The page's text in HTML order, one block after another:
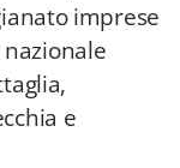
imprese
e